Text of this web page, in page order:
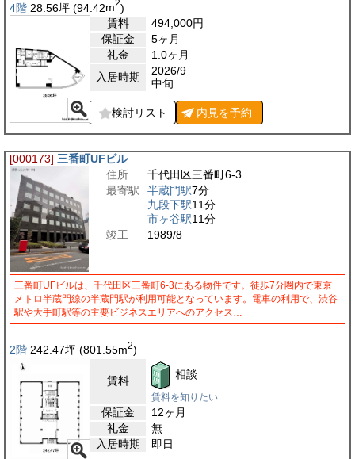
4階 28.56坪 (94.42m2)
賃料
494,000円
保証金
5ヶ月
礼金
1.0ヶ月
入居時期
2026/9
中旬
検討リスト 内見を予約
[000173] 三番町UFビル
住所
千代田区三番町6-3
最寄駅
半蔵門駅7分
九段下駅11分
市ヶ谷駅11分
竣工
1989/8
三番町UFビルは、千代田区三番町6-3にある物件です。徒歩7分圏内で東京
メトロ半蔵門線の半蔵門駅が利用可能となっています。電車の利用で、渋谷
駅や大手町駅等の主要ビジネスエリアへのアクセス…
2階 242.47坪 (801.55m2)
賃料 相談
賃料を知りたい
保証金
12ヶ月
礼金
無
入居時期
即日